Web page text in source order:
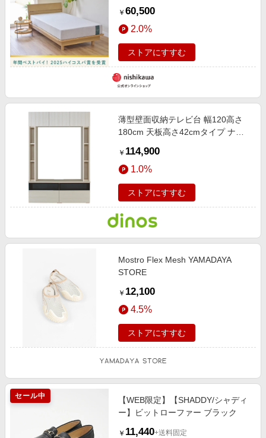
￥ 60,500
2.0%
ストアにすすむ
薄型壁面収納テレビ台 幅120高さ
180cm 天板高さ42cmタイプ ナチ
￥ 114,900
1.0%
ストアにすすむ
Mostro Flex Mesh YAMADAYA
STORE
￥ 12,100
4.5%
ストアにすすむ
セール中
【WEB限定】【SHADDY/シャディ
ー】ビットローファー ブラック
￥ 11,440+送料固定